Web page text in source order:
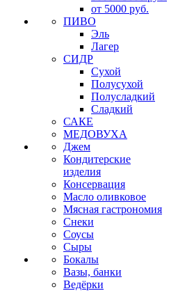
от 5000 руб.
ПИВО
Эль
Лагер
СИДР
Сухой
Полусухой
Полусладкий
Сладкий
САКЕ
МЕДОВУХА
Джем
Кондитерские
изделия
Консервация
Масло оливковое
Мясная гастрономия
Снеки
Соусы
Сыры
Бокалы
Вазы, банки
Ведёрки